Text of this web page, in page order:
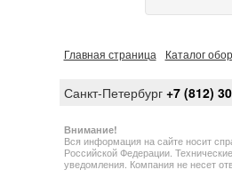
Главная страница Каталог
Санкт-Петербург +7 (812)
Внимание!
Вся информация на сайте носит
Российской Федерации.
уведомления. Компания не несет